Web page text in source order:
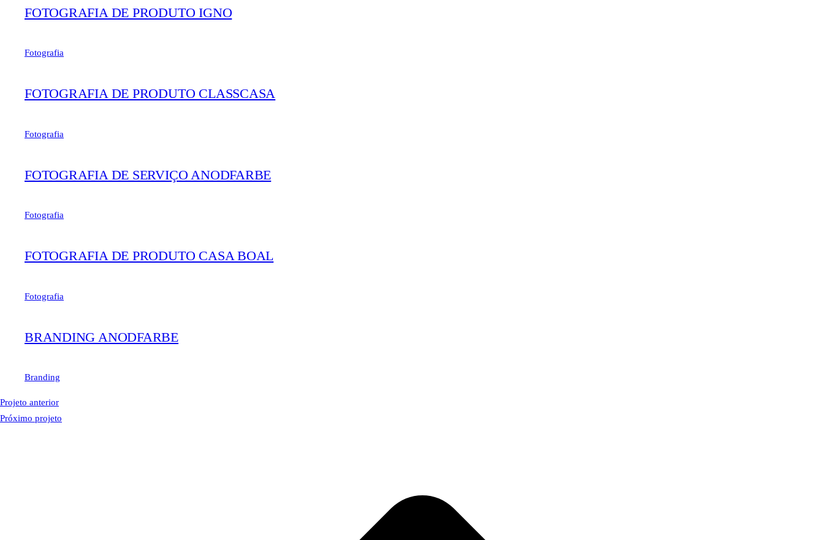
FOTOGRAFIA DE PRODUTO IGNO
Fotografia
FOTOGRAFIA DE PRODUTO CLASSCASA
Fotografia
FOTOGRAFIA DE SERVIÇO ANODFARBE
Fotografia
FOTOGRAFIA DE PRODUTO CASA BOAL
Fotografia
BRANDING ANODFARBE
Branding
Projeto anterior
Próximo projeto